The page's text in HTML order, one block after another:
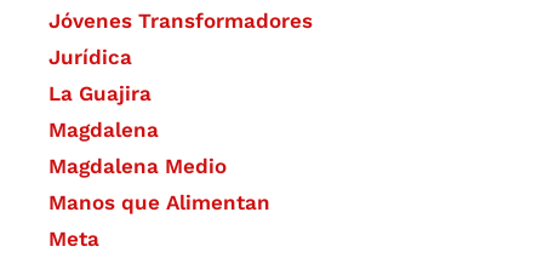
Jóvenes Transformadores
Jurídica
La Guajira
Magdalena
Magdalena Medio
Manos que Alimentan
Meta